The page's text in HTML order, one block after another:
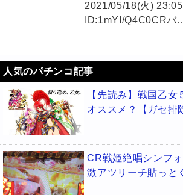
2021/05/18(火)
ID:1mYI/Q4C0CRバ
人気のパチンコ記事
【先読み】戦国乙
オススメ？【ガセ排
CR戦姫絶唱シンフ
激アツリーチ貼っと